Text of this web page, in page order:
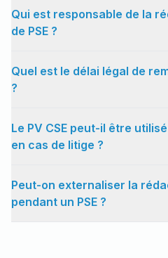
Qui est responsable de la
de PSE ?
Quel est le délai légal de
?
Le PV CSE peut-il être
en cas de litige ?
Peut-on externaliser la
pendant un PSE ?